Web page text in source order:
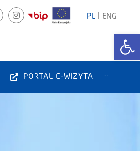
PL ENG
PORTAL E-WIZYTA ···